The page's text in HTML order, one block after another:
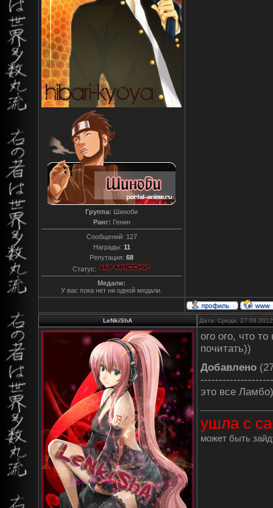
Группа: Шиноби
Ранг: Генин
Сообщений: 127
Награды: 11
Репутация: 68
Статус:
Медали:
У вас пока нет ни одной медали.
LeNkiShA Дата: Среда,
ого ого, что
почитать))
Добавлено
это все
ушла с
может быть